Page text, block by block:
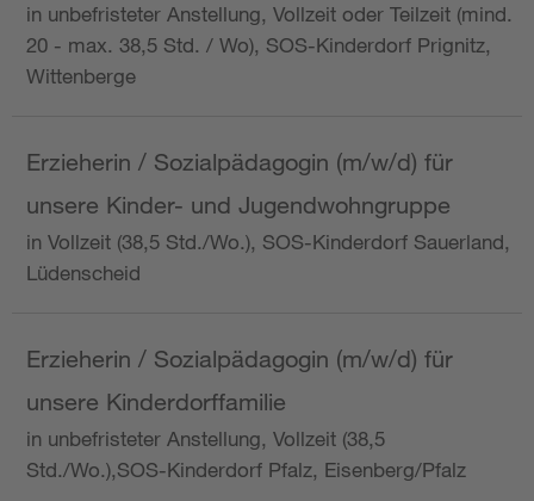
in unbefristeter Anstellung, Vollzeit oder Teilzeit (mind.
20 - max. 38,5 Std. / Wo), SOS-Kinderdorf Prignitz,
Wittenberge
Erzieherin / Sozialpädagogin (m/w/d) für
unsere Kinder- und Jugendwohngruppe
in Vollzeit (38,5 Std./Wo.), SOS-Kinderdorf Sauerland,
Lüdenscheid
Erzieherin / Sozialpädagogin (m/w/d) für
unsere Kinderdorffamilie
in unbefristeter Anstellung, Vollzeit (38,5
Std./Wo.),SOS-Kinderdorf Pfalz, Eisenberg/Pfalz